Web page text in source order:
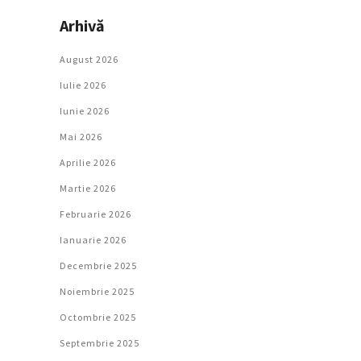
Arhivă
August 2026
Iulie 2026
Iunie 2026
Mai 2026
Aprilie 2026
Martie 2026
Februarie 2026
Ianuarie 2026
Decembrie 2025
Noiembrie 2025
Octombrie 2025
Septembrie 2025